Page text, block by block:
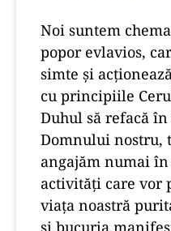
Noi suntem
popor evlavios,
simte şi
cu principiile
Duhul să refacă
Domnului nostru,
angajăm numai în
activităţi care vor
viaţa noastră
şi bucuria